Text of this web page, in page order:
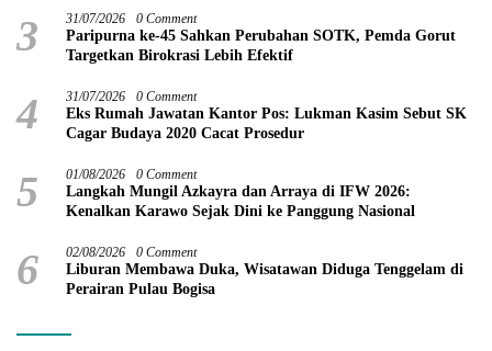
3 31/07/2026 0 Comment
Paripurna ke-45 Sahkan Perubahan SOTK, Pemda Gorut
Targetkan Birokrasi Lebih Efektif
4 31/07/2026 0 Comment
Eks Rumah Jawatan Kantor Pos: Lukman Kasim Sebut SK
Cagar Budaya 2020 Cacat Prosedur
5 01/08/2026 0 Comment
Langkah Mungil Azkayra dan Arraya di IFW 2026:
Kenalkan Karawo Sejak Dini ke Panggung Nasional
6 02/08/2026 0 Comment
Liburan Membawa Duka, Wisatawan Diduga Tenggelam di
Perairan Pulau Bogisa